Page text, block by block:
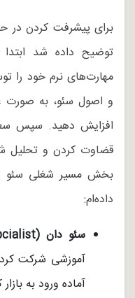
برای پیشرفت کردن در
توضیح داده شد
مهارت‌های نرم خود را
و اصول سئو، به صورت
افزایش دهید. سپس
قضاوت کردن و تحلیل
بخش مسیر شغلی سئو
داده‌ام:
سئو دان (SEO sepcialist):
آموزشی شرکت
آماده ورود به